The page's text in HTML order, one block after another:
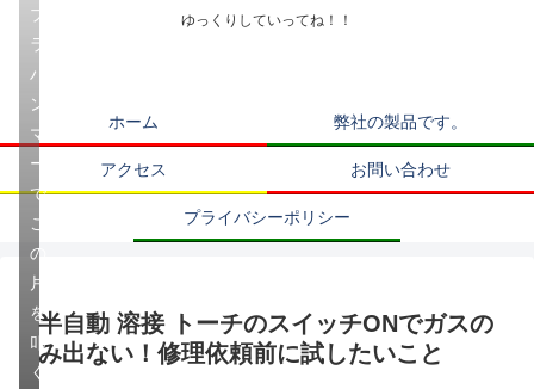
ゆっくりしていってね！！
ホーム 弊社の製品です。
アクセス お問い合わせ
プライバシーポリシー
半自動 溶接 トーチのスイッチONでガスの
み出ない！修理依頼前に試したいこと
プ
ラ
ハ
ン
マ
ー
で
こ
の
片
を
叩
く